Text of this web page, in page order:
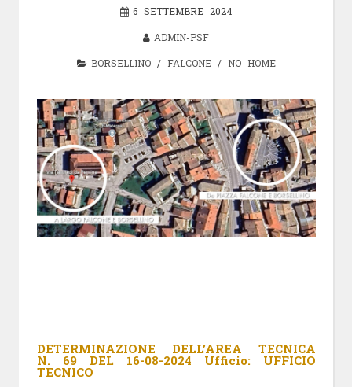
6 SETTEMBRE 2024
ADMIN-PSF
BORSELLINO/ FALCONE/ NO HOME
DETERMINAZIONE DELL’AREA TECNICA
N. 69 DEL 16-08-2024 Ufficio: UFFICIO
TECNICO